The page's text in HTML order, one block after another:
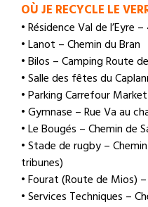
OÙ JE RECYCLE LE
• Résidence Val de l’Eyre
• Lanot – Chemin du Bran
• Bilos – Camping Route
• Salle des fêtes du
• Parking Carrefour
• Gymnase – Rue Va au
• Le Bougés – Chemin de
• Stade de rugby –
tribunes)
• Fourat (Route de Mios)
• Services Techniques –